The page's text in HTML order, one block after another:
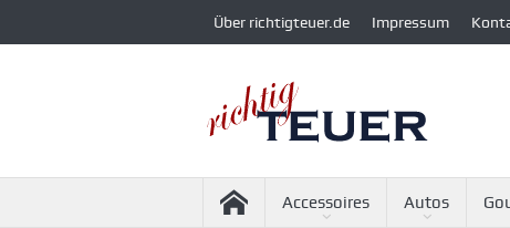
Über richtigteuer.de Impressum
Accessoires Autos